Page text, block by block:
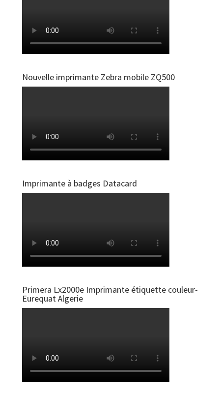
Nouvelle imprimante Zebra mobile ZQ500
Imprimante à badges Datacard
Primera Lx2000e Imprimante étiquette couleur-
Eurequat Algerie